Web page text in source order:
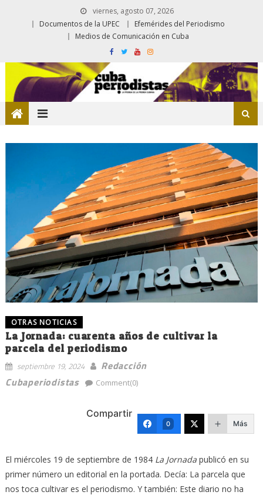
viernes, agosto 07, 2026
Documentos de la UPEC
Efemérides del Periodismo
Medios de Comunicación en Cuba
OTRAS NOTICIAS
La Jornada: cuarenta años de cultivar la
parcela del periodismo
septiembre 19, 2024
Redacción
Cubaperiodistas
Comment(0)
Compartir
0 Más
El miércoles 19 de septiembre de 1984 La Jornada publicó en su
primer número un editorial en la portada. Decía: La parcela que
nos toca cultivar es el periodismo. Y también: Este diario no ha